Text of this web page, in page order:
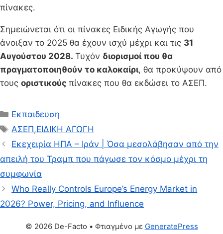
πίνακες.
Σημειώνεται ότι οι πίνακες Ειδικής Αγωγής που
άνοιξαν το 2025 θα έχουν ισχύ μέχρι και τις 31
Αυγούστου 2028. Τυχόν διορισμοί που θα
πραγματοποιηθούν το καλοκαίρι, θα προκύψουν από
τους οριστικούς πίνακες που θα εκδώσει το ΑΣΕΠ.
Κατηγορίες
Εκπαιδευση
Ετικέτες
ΑΣΕΠ,ΕΙΔΙΚΗ ΑΓΩΓΗ
Εκεχειρία ΗΠΑ – Ιράν | Όσα μεσολάβησαν από την
απειλή του Τραμπ που πάγωσε τον κόσμο μέχρι τη
συμφωνία
Who Really Controls Europe’s Energy Market in
2026? Power, Pricing, and Influence
© 2026 De-Facto • Φτιαγμένο με GeneratePress